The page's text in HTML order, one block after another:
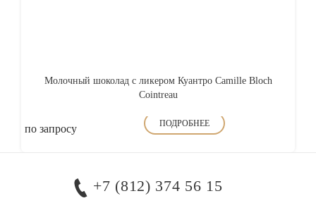
Молочный шоколад с ликером Куантро Camille Bloch
Cointreau
по запросу ПОДРОБНЕЕ
+7 (812) 374 56 15